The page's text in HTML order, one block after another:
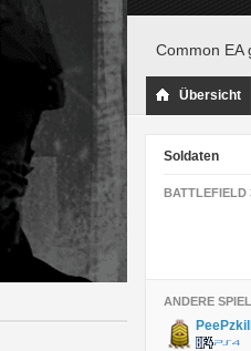
Common EA
Übersicht
Soldaten
BATTLEFIELD
ANDERE